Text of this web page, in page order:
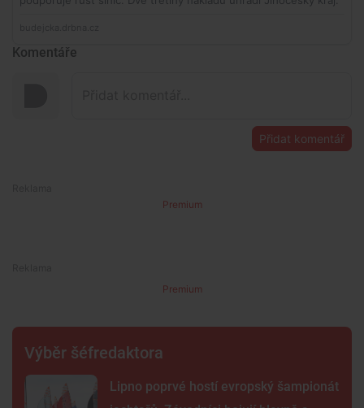
Komentáře
Přidat komentář
Premium
Premium
Výběr šéfredaktora
Lipno poprvé hostí evropský šampionát